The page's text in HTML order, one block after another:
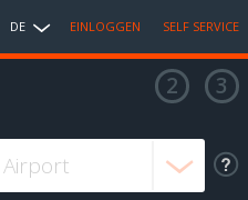
DE EINLOGGEN SELF SERVICE